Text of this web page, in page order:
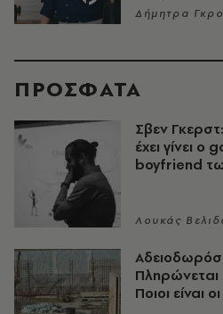
Δήμητρα
ΠΡΟΣΦΑΤΑ
Σβεν
έχει γίνει
boyfriend
Λουκάς
Ποιοι είναι